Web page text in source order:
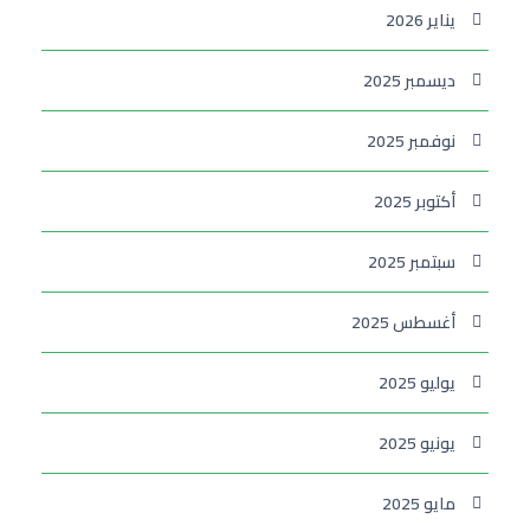
يناير 2026
ديسمبر 2025
نوفمبر 2025
أكتوبر 2025
سبتمبر 2025
أغسطس 2025
يوليو 2025
يونيو 2025
مايو 2025